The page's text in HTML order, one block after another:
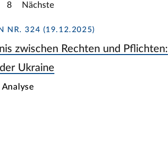
8 Nächste
NR. 324 (19.12.2025)
zwischen Rechten und Pflichten:
Ukraine